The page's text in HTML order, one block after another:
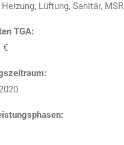
Lüftung, Sanitär, MSR
TGA:
€